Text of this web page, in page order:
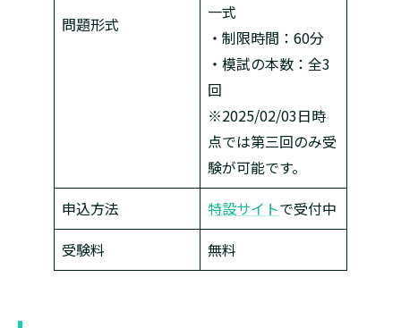
問題形式
一式
・制限時間：60分
・模試の本数：全3
回
※2025/02/03日時
点では第三回のみ受
験が可能です。
申込方法
特設サイトで受付中
受験料
無料